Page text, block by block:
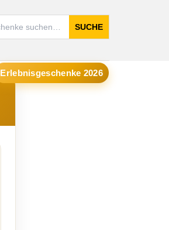
SUCHE
Erlebnisgeschenke 2026